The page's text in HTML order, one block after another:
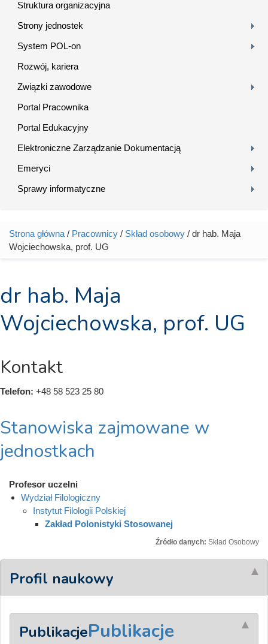
Struktura organizacyjna
Strony jednostek
System POL-on
Rozwój, kariera
Związki zawodowe
Portal Pracownika
Portal Edukacyjny
Elektroniczne Zarządzanie Dokumentacją
Emeryci
Sprawy informatyczne
Jesteś tutaj
Strona główna / Pracownicy / Skład osobowy / dr hab. Maja
Wojciechowska, prof. UG
dr hab. Maja
Wojciechowska, prof. UG
Kontakt
Telefon: +48 58 523 25 80
Stanowiska zajmowane w
jednostkach
Profesor uczelni
Wydział Filologiczny
Instytut Filologii Polskiej
Zakład Polonistyki Stosowanej
Źródło danych: Skład Osobowy
Profil naukowy
PublikacjePublikacje